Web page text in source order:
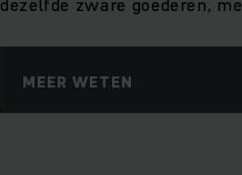
MEER WETEN